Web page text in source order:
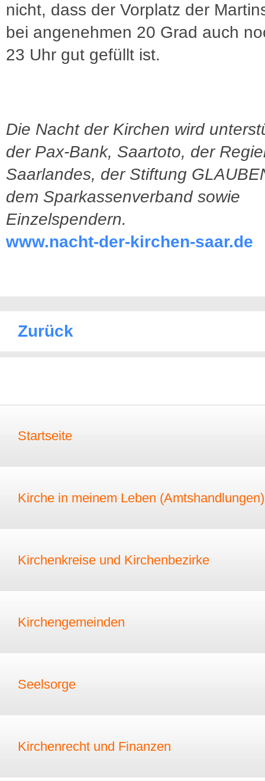
nicht, dass der Vorplatz der
bei angenehmen 20 Grad auch
23 Uhr gut gefüllt ist.
Die Nacht der Kirchen wird
der Pax-Bank, Saartoto, der
Saarlandes, der Stiftung
dem Sparkassenverband sowie
Einzelspendern.
www.nacht-der-kirchen-saar.de
Zurück
Startseite
Kirche in meinem Leben (Amtshandlungen)
Kirchenkreise und Kirchenbezirke
Kirchengemeinden
Seelsorge
Kirchenrecht und Finanzen